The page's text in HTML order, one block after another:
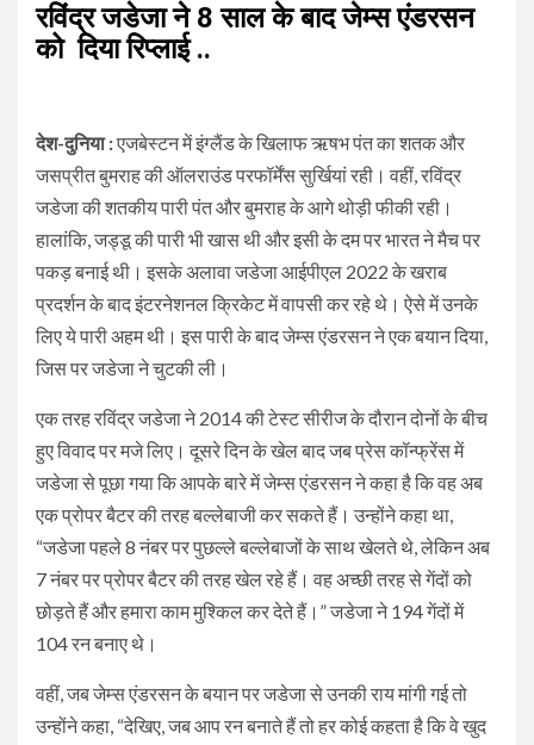
रविंद्र जडेजा ने 8 साल के बाद जेम्स एंडरसन
को दिया रिप्लाई ..
देश-दुनिया :एजबेस्टन में इंग्लैंड के खिलाफ ऋषभ पंत का शतक और
जसप्रीत बुमराह की ऑलराउंड परफॉर्मेंस सुर्खियां रही। वहीं, रविंद्र
जडेजा की शतकीय पारी पंत और बुमराह के आगे थोड़ी फीकी रही।
हालांकि, जड्डू की पारी भी खास थी और इसी के दम पर भारत ने मैच पर
पकड़ बनाई थी। इसके अलावा जडेजा आईपीएल 2022 के खराब
प्रदर्शन के बाद इंटरनेशनल क्रिकेट में वापसी कर रहे थे। ऐसे में उनके
लिए ये पारी अहम थी। इस पारी के बाद जेम्स एंडरसन ने एक बयान दिया,
जिस पर जडेजा ने चुटकी ली।
एक तरह रविंद्र जडेजा ने 2014 की टेस्ट सीरीज के दौरान दोनों के बीच
हुए विवाद पर मजे लिए। दूसरे दिन के खेल बाद जब प्रेस कॉन्फ्रेंस में
जडेजा से पूछा गया कि आपके बारे में जेम्स एंडरसन ने कहा है कि वह अब
एक प्रोपर बैटर की तरह बल्लेबाजी कर सकते हैं। उन्होंने कहा था,
“जडेजा पहले 8 नंबर पर पुछल्ले बल्लेबाजों के साथ खेलते थे, लेकिन अब
7 नंबर पर प्रोपर बैटर की तरह खेल रहे हैं। वह अच्छी तरह से गेंदों को
छोड़ते हैं और हमारा काम मुश्किल कर देते हैं।” जडेजा ने 194 गेंदों में
104 रन बनाए थे।
वहीं, जब जेम्स एंडरसन के बयान पर जडेजा से उनकी राय मांगी गई तो
उन्होंने कहा, “देखिए, जब आप रन बनाते हैं तो हर कोई कहता है कि वे खुद